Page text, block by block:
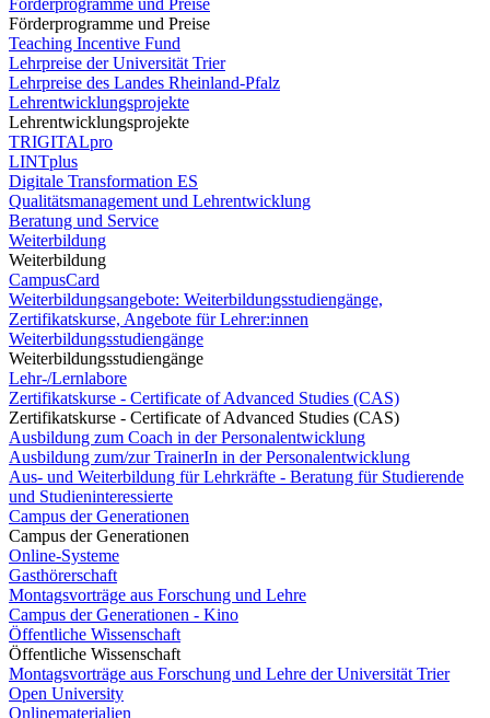
Förderprogramme und Preise
Förderprogramme und Preise
Teaching Incentive Fund
Lehrpreise der Universität Trier
Lehrpreise des Landes Rheinland-Pfalz
Lehrentwicklungsprojekte
Lehrentwicklungsprojekte
TRIGITALpro
LINTplus
Digitale Transformation ES
Qualitätsmanagement und Lehrentwicklung
Beratung und Service
Weiterbildung
Weiterbildung
CampusCard
Weiterbildungsangebote: Weiterbildungsstudiengänge,
Zertifikatskurse, Angebote für Lehrer:innen
Weiterbildungsstudiengänge
Weiterbildungsstudiengänge
Lehr-/Lernlabore
Zertifikatskurse - Certificate of Advanced Studies (CAS)
Zertifikatskurse - Certificate of Advanced Studies (CAS)
Ausbildung zum Coach in der Personalentwicklung
Ausbildung zum/zur TrainerIn in der Personalentwicklung
Aus- und Weiterbildung für Lehrkräfte - Beratung für Studierende
und Studieninteressierte
Campus der Generationen
Campus der Generationen
Online-Systeme
Gasthörerschaft
Montagsvorträge aus Forschung und Lehre
Campus der Generationen - Kino
Öffentliche Wissenschaft
Öffentliche Wissenschaft
Montagsvorträge aus Forschung und Lehre der Universität Trier
Open University
Onlinematerialien